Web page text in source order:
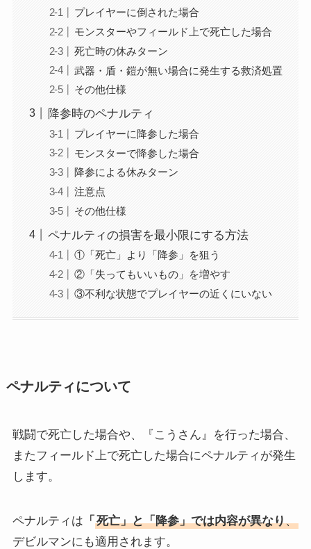
プレイヤーに倒された場合
モンスターやフィールド上で死亡した場合
死亡時の休みターン
武器・盾・鎧が無い場合に発生する救済処置
その他仕様
降参時のペナルティ
プレイヤーに降参した場合
モンスターで降参した場合
降参による休みターン
注意点
その他仕様
ペナルティの損害を最小限にする方法
①「死亡」より「降参」を狙う
②「失ってもいいもの」を増やす
③不利な状態でプレイヤーの近くにいない
ペナルティについて
戦闘で死亡した場合や、『こうさん』を行った場合、
またフィールド上で死亡した場合にペナルティが発生
します。
ペナルティは 「 死亡」と「降参」では内容が異なり、
デビルマンにも適用されます。